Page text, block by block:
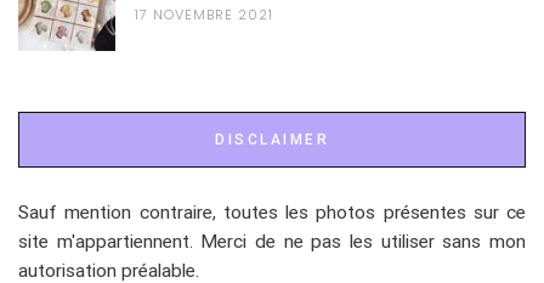
17 NOVEMBRE 2021
DISCLAIMER
Sauf mention contraire, toutes les photos présentes sur ce
site m'appartiennent. Merci de ne pas les utiliser sans mon
autorisation préalable.